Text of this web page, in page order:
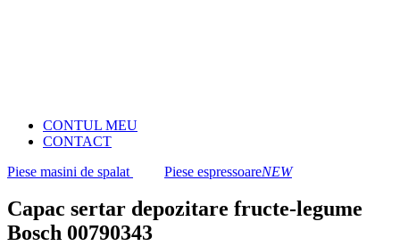
CONTUL MEU
CONTACT
Piese masini de spalat
Piese espressoareNEW
Capac sertar depozitare fructe-legume
Bosch 00790343